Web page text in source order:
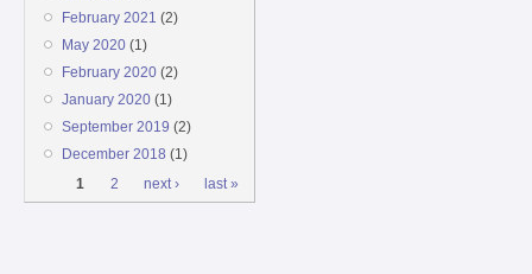
February 2021 (2)
May 2020(1)
February 2020(2)
January 2020(1)
September 2019 (2)
December 2018 (1)
Pages
1 2 next › last »